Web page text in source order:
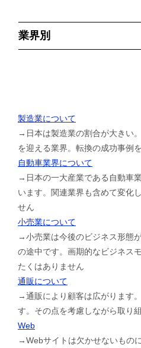
業界別
製造業について
→日本は製造業の割合が大きい
を迎える業界。転換の成功事例
自動車業界について
→日本の一大産業である自動車
います。関連業界も含めて変化
せん
小売業について
→小売業は今後のビジネス形態
の途中です。画期的なビジネス
たくはありません
通販について
→通販により顧客は広がります
す。その点を考慮しながら取り
Web
→Webサイトは欠かせないもの